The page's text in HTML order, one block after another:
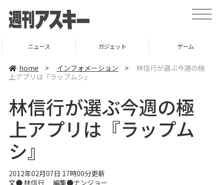
t
o
v
ニュース ガジェット ゲーム
home > インフォメーション >
林信行が選ぶ今週の極
上アプリは『ラップムシ』
林信行が選ぶ今週の極
上アプリは『ラップム
シ』
2012年02月07日 17時00分更新
文●林信行編集●ナンジョー